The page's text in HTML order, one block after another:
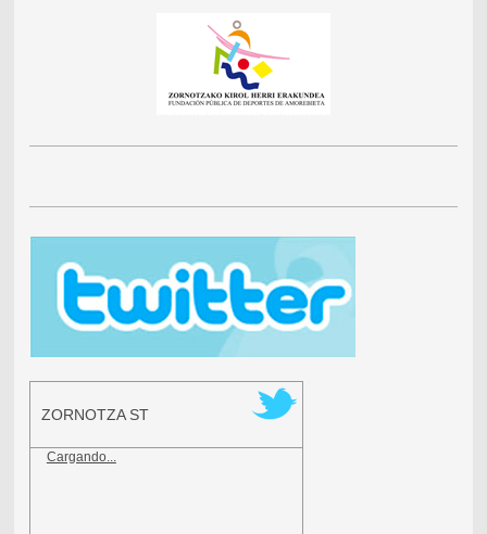
ZORNOTZA ST
Cargando...